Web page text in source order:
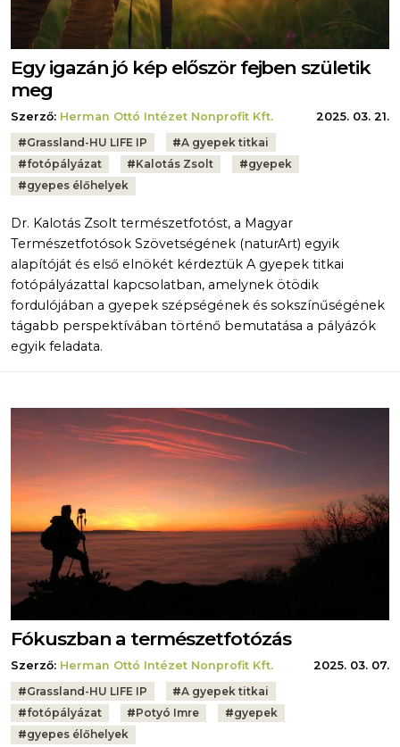
Egy igazán jó kép először fejben születik
meg
Szerző: Herman Ottó Intézet Nonprofit Kft.
2025. 03. 21.
Tags:
#Grassland-HU LIFE IP #A gyepek titkai
#fotópályázat #Kalotás Zsolt #gyepek
#gyepes élőhelyek
Dr. Kalotás Zsolt természetfotóst, a Magyar
Természetfotósok Szövetségének (naturArt) egyik
alapítóját és első elnökét kérdeztük A gyepek titkai
fotópályázattal kapcsolatban, amelynek ötödik
fordulójában a gyepek szépségének és sokszínűségének
tágabb perspektívában történő bemutatása a pályázók
egyik feladata.
Fókuszban a természetfotózás
Szerző: Herman Ottó Intézet Nonprofit Kft.
2025. 03. 07.
Tags:
#Grassland-HU LIFE IP #A gyepek titkai
#fotópályázat #Potyó Imre #gyepek
#gyepes élőhelyek